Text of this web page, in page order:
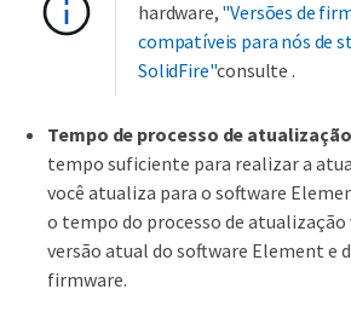
hardware, "Versões de
compatíveis para nós de
SolidFire"consulte .
Tempo de processo de atualização
tempo suficiente para realizar a
você atualiza para o software
o tempo do processo de atualização
versão atual do software Element e
firmware.